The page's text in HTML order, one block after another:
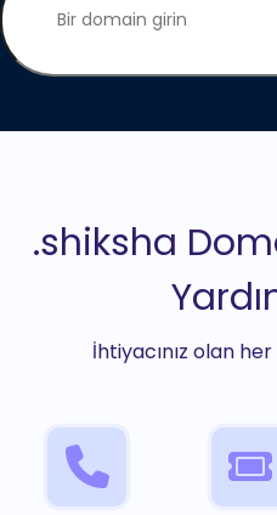
.shiksha
İhtiyacınız olan her